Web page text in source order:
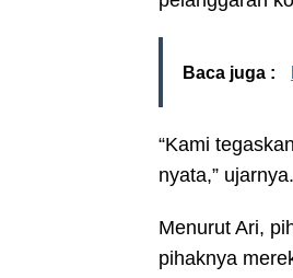
Baca juga :
“Kami
nyata,” ujarnya.
Menurut Ari,
pihaknya